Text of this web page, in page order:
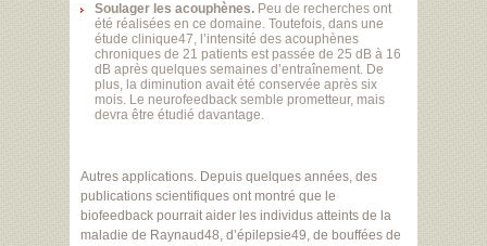
Soulager les acouphènes. Peu de recherches ont
été réalisées en ce domaine. Toutefois, dans une
étude clinique47, l’intensité des acouphènes
chroniques de 21 patients est passée de 25 dB à 16
dB après quelques semaines d’entraînement. De
plus, la diminution avait été conservée après six
mois. Le neurofeedback semble prometteur, mais
devra être étudié davantage.
Autres applications. Depuis quelques années, des
publications scientifiques ont montré que le
biofeedback pourrait aider les individus atteints de la
maladie de Raynaud48, d’épilepsie49, de bouffées de